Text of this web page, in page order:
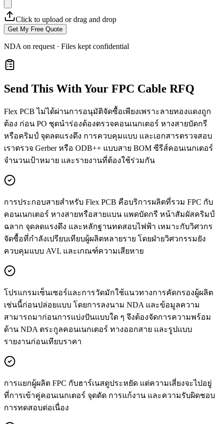
Click to upload or drag and drop
Get My Free Quote
NDA on request · Files kept confidential
Send This With Your FPC Cable RFQ
Flex PCB ไม่ได้ผ่านการอนุมัติจัดซื้อเพียงเพราะลายทองแดงถูก
ต้อง ก่อน PO ชุดนำร่องต้องตรวจคอนเนกเตอร์ หางสายบัดกรี
หรือคริมป์ จุดลดแรงดึง การควบคุมแบบ และเอกสารตรวจสอบ
เราตรวจ Gerber หรือ ODB++ แบบสาย BOM ซีรีส์คอนเนกเตอร์
จำนวนเป้าหมาย และรายงานที่ต้องใช้ร่วมกัน
การประกอบสายสำหรับ Flex PCB คือบริการผลิตที่รวม FPC กับ
คอนเนกเตอร์ หางสายหรือสายแบน แพดบัดกรี หน้าสัมผัสคริมป์
ฉลาก จุดลดแรงดึง และหลักฐานทดสอบไฟฟ้า เหมาะกับวิศวกร
จัดซื้อที่กำลังเปรียบเทียบผู้ผลิตหลายราย โดยฝ่ายวิศวกรรมยัง
ควบคุมแบบ AVL และเกณฑ์ความเสียหาย
โปรแกรมเซ็นเซอร์และการวัดมักใช้แนวทางการคัดกรองผู้ผลิต
เช่นนี้ก่อนปล่อยแบบ โดยการลงนาม NDA และข้อมูลความ
สามารถมาก่อนการแบ่งปันแบบใด ๆ จึงต้องจัดการความพร้อม
ด้าน NDA ตระกูลคอนเนกเตอร์ ทางออกสาย และรูปแบบ
รายงานก่อนเทียบราคา
การแยกผู้ผลิต FPC กับฮาร์เนสดูประหยัด แต่ความเสี่ยงจะไปอยู่
ที่การเข้าคู่คอนเนกเตอร์ จุดดัด การแก้งาน และความรับผิดชอบ
การทดสอบต่อเนื่อง